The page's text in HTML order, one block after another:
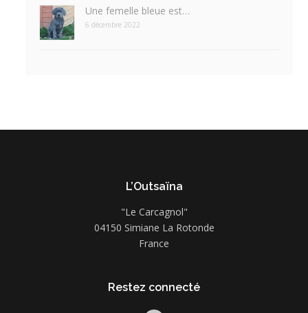
Une femelle bleue est…
6 décembre 2022
L’Outsaïna
"Le Carcagnol"
04150 Simiane La Rotonde
France
Restez connecté